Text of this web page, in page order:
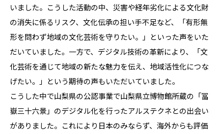
いました。こうした活動の中、災害や経年劣化による文化財
の消失に係るリスク、文化伝承の担い手不足など、「有形無
形を問わず地域の文化芸術を守りたい。」といった声をいた
だいていました。一方で、デジタル技術の革新により、「文
化芸術を通じて地域の新たな魅力を伝え、地域活性化につな
げたい。」という期待の声もいただいていました。
こうした中で山梨県の公認事業で山梨県立博物館所蔵の「冨
嶽三十六景」のデジタル化を行ったアルステクネとの出会い
がありました。これにより日本のみならず、海外からも評価